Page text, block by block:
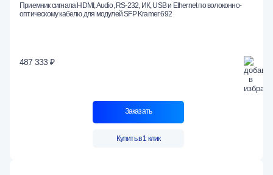
Приемник сигнала HDMI, Audio, RS-232, ИК, USB и Ethernet по волоконно-
оптическому кабелю для модулей SFP Kramer 692
487 333 ₽
Заказать
Купить в 1 клик